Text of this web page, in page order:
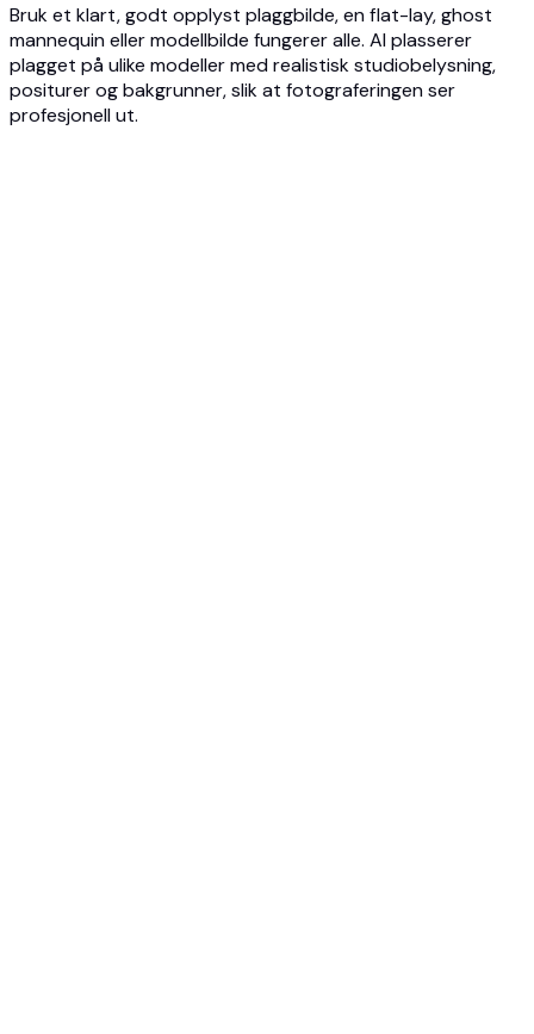
Bruk et klart, godt opplyst plaggbilde, en flat-lay, ghost
mannequin eller modellbilde fungerer alle. AI plasserer
plagget på ulike modeller med realistisk studiobelysning,
positurer og bakgrunner, slik at fotograferingen ser
profesjonell ut.